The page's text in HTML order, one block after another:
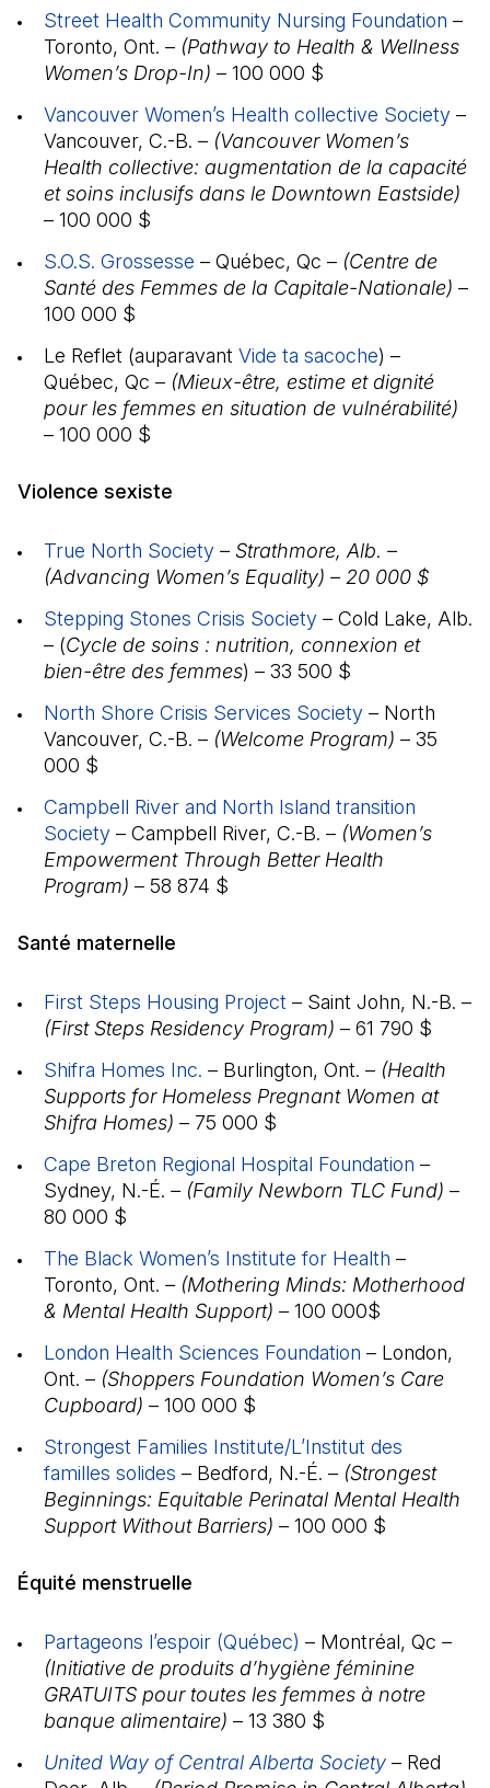
Street Health Community Nursing Foundation (Il
–
Toronto, Ont. – (Pathway to Health & Wellness
Women’s Drop-In) – 100 000 $
Vancouver Women’s Health collective Society (Il
–
Vancouver, C.-B. – (Vancouver Women’s
Health collective: augmentation de la capacité
et soins inclusifs dans le Downtown Eastside)
– 100 000 $
S.O.S. (Il s'ouvre dans un nouvel onglet)
Grossesse (Il s'ouvre dans un nouvel onglet)
– Québec, Qc – (Centre de
Santé des Femmes de la Capitale-Nationale) –
100 000 $
Le Reflet (auparavant Vide ta sacoche(Il s'ouvre
) –
Québec, Qc – (Mieux-être, estime et dignité
pour les femmes en situation de vulnérabilité)
– 100 000 $
Violence sexiste
True North Society (Il s'ouvre dans un nouvel
– Strathmore, Alb. –
(Advancing Women’s Equality) – 20 000 $
Stepping Stones Crisis Society (Il s'ouvre dans un
–Cold Lake, Alb.
– (Cycle de soins : nutrition, connexion et
bien-être des femmes) – 33 500 $
North Shore Crisis Services Society (Il s'ouvre
– North
Vancouver, C.-B. – (Welcome Program) – 35
000 $
Campbell River and North Island transition
Society (Il s'ouvre dans un nouvel onglet)
– Campbell River, C.-B. – (Women’s
Empowerment Through Better Health
Program) – 58 874 $
Santé maternelle
First Steps Housing Project (Il s'ouvre dans un
– Saint John, N.-B. –
(First Steps Residency Program) – 61 790 $
Shifra Homes Inc. (Il s'ouvre dans un nouvel
– Burlington, Ont. – (Health
Supports for Homeless Pregnant Women at
Shifra Homes) – 75 000 $
Cape Breton Regional Hospital Foundation (Il
–
Sydney, N.-É. – (Family Newborn TLC Fund) –
80 000 $
The Black Women’s Institute for Health (Il s'ouvre
–
Toronto, Ont. – (Mothering Minds: Motherhood
& Mental Health Support) – 100 000$
London Health Sciences Foundation (Il s'ouvre
– London,
Ont. – (Shoppers Foundation Women’s Care
Cupboard) – 100 000 $
Strongest Families Institute/L’Institut des
familles solides (Il s'ouvre dans un nouvel onglet)
– Bedford, N.-É. – (Strongest
Beginnings: Equitable Perinatal Mental Health
Support Without Barriers) – 100 000 $
Équité menstruelle
Partageons l’espoir (Québec) (Il s'ouvre dans un
– Montréal, Qc –
(Initiative de produits d’hygiène féminine
GRATUITS pour toutes les femmes à notre
banque alimentaire) – 13 380 $
United Way of Central Alberta Society (Il s'ouvre
– Red